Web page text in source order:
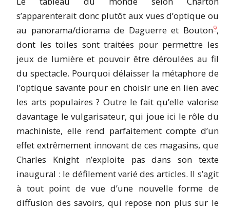
s’apparenterait donc plutôt aux vues d’optique ou
au panorama/diorama de Daguerre et Bouton9,
dont les toiles sont traitées pour permettre les
jeux de lumière et pouvoir être déroulées au fil
du spectacle. Pourquoi délaisser la métaphore de
l’optique savante pour en choisir une en lien avec
les arts populaires ? Outre le fait qu’elle valorise
davantage le vulgarisateur, qui joue ici le rôle du
machiniste, elle rend parfaitement compte d’un
effet extrêmement innovant de ces magasins, que
Charles Knight n’exploite pas dans son texte
inaugural : le défilement varié des articles. Il s’agit
à tout point de vue d’une nouvelle forme de
diffusion des savoirs, qui repose non plus sur le